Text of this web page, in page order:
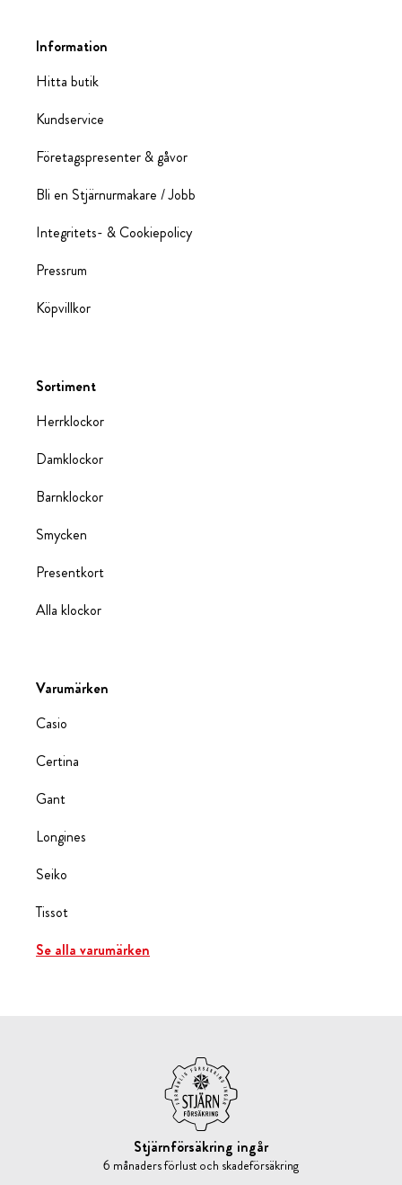
Information
Hitta butik
Kundservice
Företagspresenter & gåvor
Bli en Stjärnurmakare / Jobb
Integritets- & Cookiepolicy
Pressrum
Köpvillkor
Sortiment
Herrklockor
Damklockor
Barnklockor
Smycken
Presentkort
Alla klockor
Varumärken
Casio
Certina
Gant
Longines
Seiko
Tissot
Se alla varumärken
Stjärnförsäkring ingår
6 månaders förlust och skadeförsäkring